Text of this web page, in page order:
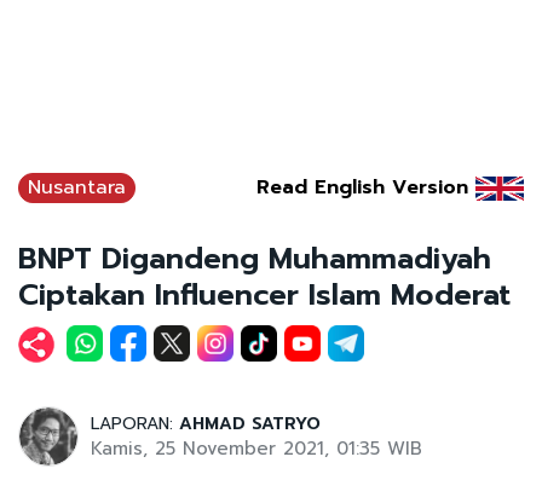
Nusantara Read English Version
BNPT Digandeng Muhammadiyah
Ciptakan Influencer Islam Moderat
LAPORAN: AHMAD SATRYO
Kamis, 25 November 2021, 01:35 WIB